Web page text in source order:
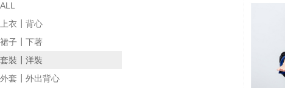
ALL
上衣┃背心
裙子┃下著
套裝┃洋裝
外套┃外出背心